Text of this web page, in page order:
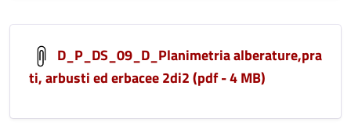
D_P_DS_09_D_Planimetria alberature,pra
ti, arbusti ed erbacee 2di2 (pdf - 4 MB)